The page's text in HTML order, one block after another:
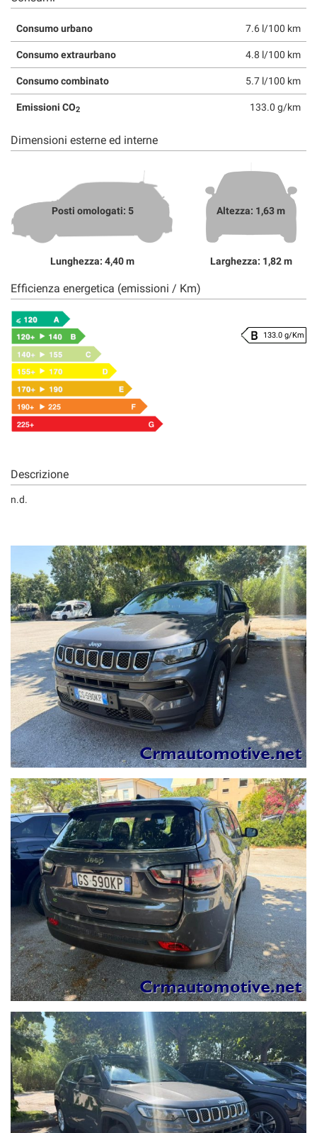
Consumo urbano 7.6 l/100 km
Consumo extraurbano 4.8 l/100 km
Consumo combinato 5.7 l/100 km
Emissioni CO2 133.0 g/km
Dimensioni esterne ed interne
Posti omologati: 5
Lunghezza: 4,40 m
Altezza: 1,63 m
Larghezza: 1,82 m
Efficienza energetica (emissioni / Km)
133.0 g/Km
Descrizione
n.d.